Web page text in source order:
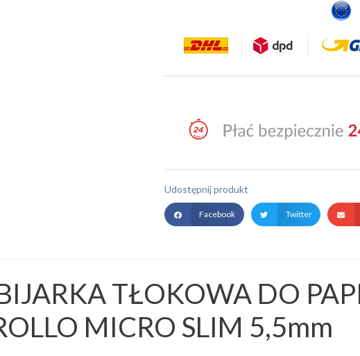
Udostępnij produkt
Facebook Twitter
TŁOKOWA DO
MICRO SLIM 5,5mm